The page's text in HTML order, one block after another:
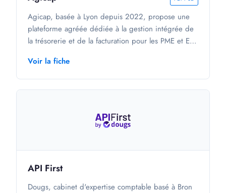
Agicap, basée à Lyon depuis 2022, propose une
plateforme agréée dédiée à la gestion intégrée de
la trésorerie et de la facturation pour les PME et ETI.
automatiser leurs processus d'achats, consolider leur
suivi de dépenses et optimiser leur recouvrement.
La plateforme centralise les flux bancaires et de
administrative et financière.
Voir la fiche
API First
Dougs, cabinet d'expertise comptable basé à Bron